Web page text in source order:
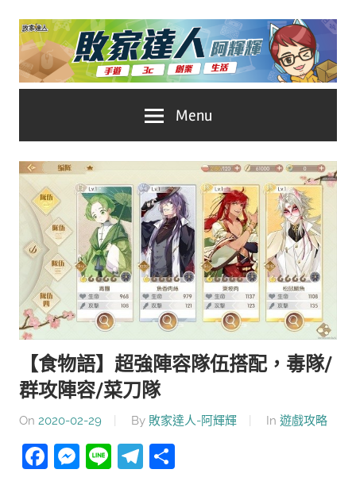
Skip
content
家
達
人
推
薦
No.1
遊
戲
科
自
體。
Menu
【食物語】超強陣容隊伍搭配，毒隊/
群攻陣容/菜刀隊
On 2020-02-29 By 敗家達人-阿輝輝 In 遊戲攻略
Facebook
Messenger
LineTelegram